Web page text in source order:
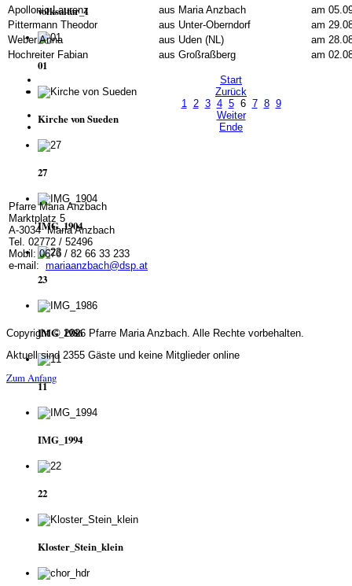
volksaltar_1
01
Kirche von Sueden
27
IMG_1904
23
IMG_1986
11
IMG_1994
22
Kloster_Stein_klein
Apollonio Laurenz
aus Maria Anzbach
am
Pittermann Theodor
aus Unter-Oberndorf
am
Weber Anna
aus Uden (NL)
am
Hochreiter Fabian
aus Großraßberg am
Start
Zurück
1
2 3 4 5 6 7 8 9
Weiter
Ende
Pfarre Maria Anzbach
Marktplatz 5
A-3034 Maria Anzbach
Tel. 02772 / 52496
Mobil: 0676 / 82 66 33 233
e-mail: mariaanzbach@dsp.at
Copyright © 2026 Pfarre Maria Anzbach. Alle Rechte vorbehalten.
Aktuell sind 2355 Gäste und keine Mitglieder online
Zum Anfang